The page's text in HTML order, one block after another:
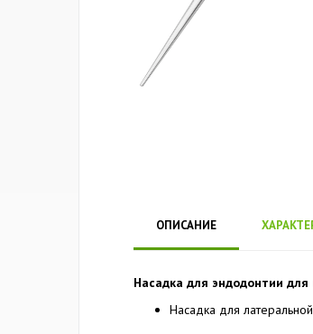
ОПИСАНИЕ
Насадка для эндодонтии
Насадка для